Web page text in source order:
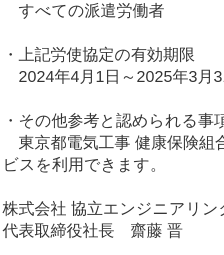
すべての派遣労働者
・上記労使協定の有効期限
2024年4月1日～2025年3月
・その他参考と認められる事
東京都電気工事 健康保険組
ビスを利用できます。
株式会社 協立エンジニアリン
代表取締役社長 齋藤 晋